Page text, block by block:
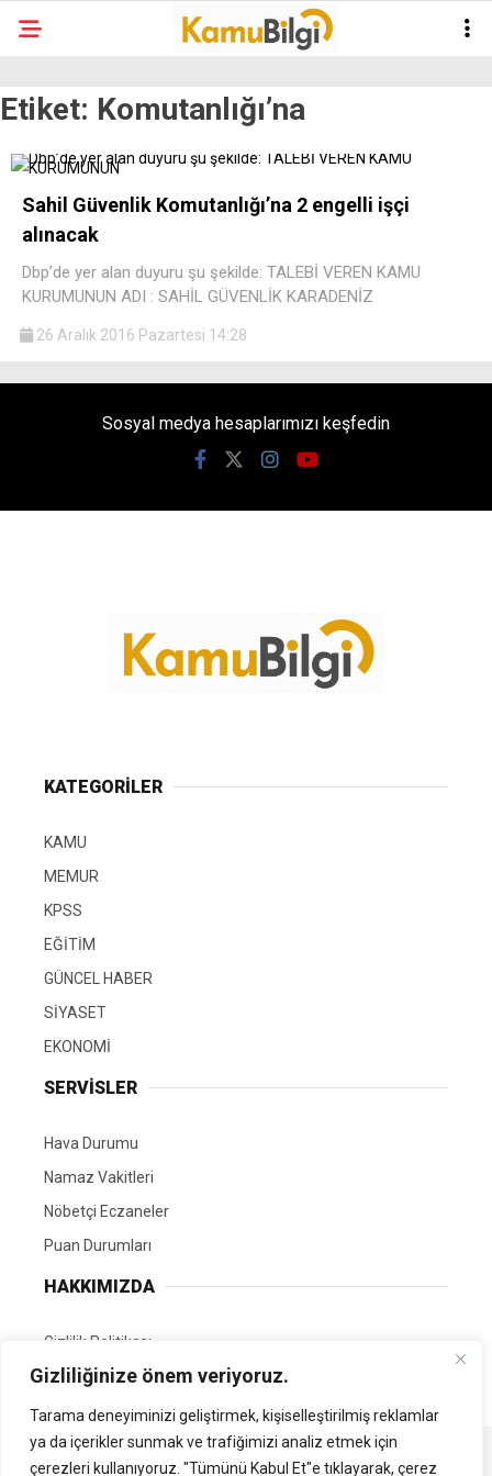
Gizliliğinize önem veriyoruz.
Tarama deneyiminizi geliştirmek, kişiselleştirilmiş reklamlar
ya da içerikler sunmak ve trafiğimizi analiz etmek için
çerezleri kullanıyoruz. "Tümünü Kabul Et"e tıklayarak, çerez
Etiket: Komutanlığı’na
Sahil Güvenlik Komutanlığı’na 2 engelli işçi
alınacak
Dbp’de yer alan duyuru şu şekilde: TALEBİ VEREN KAMU
KURUMUNUN ADI : SAHİL GÜVENLİK KARADENİZ
26 Aralık 2016 Pazartesi 14:28
Sosyal medya hesaplarımızı keşfedin
KATEGORİLER
KAMU
MEMUR
KPSS
EĞİTİM
GÜNCEL HABER
SİYASET
EKONOMİ
SERVİSLER
Hava Durumu
Namaz Vakitleri
Nöbetçi Eczaneler
Puan Durumları
HAKKIMIZDA
Gizlilik Politikası
GÖNÜLLÜ EDİTÖRÜMÜZ OL
Tüm Hakları Saklıdır. | Kamubilgi.com | 2026